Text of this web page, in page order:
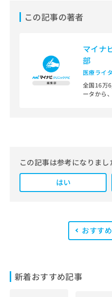
この記事の著者
マイナ
部
医療ライ
全国16万
ータから
また、医
た編集体
は、一般
います。
この記事は参考になりまし
はい
おすす
新着おすすめ記事